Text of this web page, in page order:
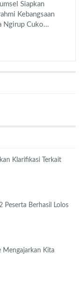
Siapkan
Kebangsaan
Ngirup Cuko…
Klarifikasi Terkait
Peserta Berhasil Lolos
Mengajarkan Kita